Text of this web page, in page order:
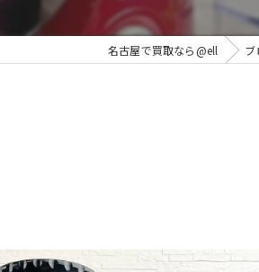
ブラ
名古屋で買取なら@ell ブ